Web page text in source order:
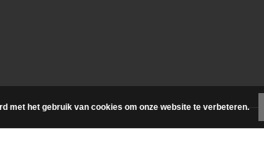
met het gebruik van cookies om onze website te verbeteren.